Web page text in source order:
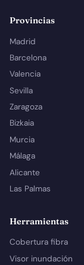
Provincias
Madrid
Barcelona
Valencia
Sevilla
Zaragoza
Bizkaia
Murcia
Málaga
Alicante
Las Palmas
Herramientas
Cobertura fibra
Visor inundación